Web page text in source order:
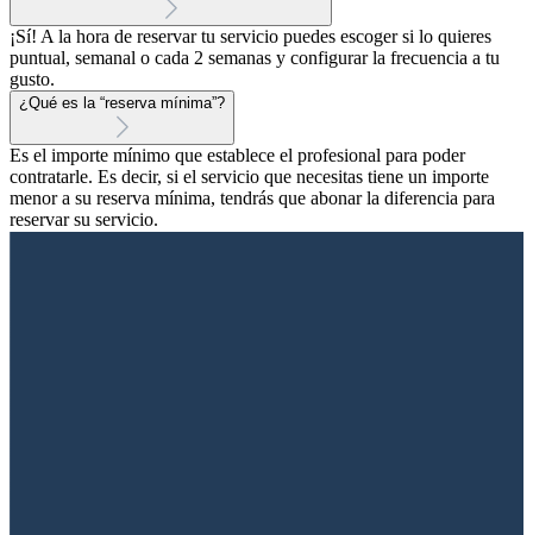
¡Sí! A la hora de reservar tu servicio puedes escoger si lo quieres
puntual, semanal o cada 2 semanas y configurar la frecuencia a tu
gusto.
¿Qué es la “reserva mínima”?
Es el importe mínimo que establece el profesional para poder
contratarle. Es decir, si el servicio que necesitas tiene un importe
menor a su reserva mínima, tendrás que abonar la diferencia para
reservar su servicio.